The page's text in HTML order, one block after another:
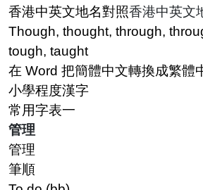
香港中英文地名對照香港中英文
Though, thought, through,
tough, taught
在 Word 把簡體中文轉換成繁體
小學程度漢字
常用字表一
管理
管理
筆順